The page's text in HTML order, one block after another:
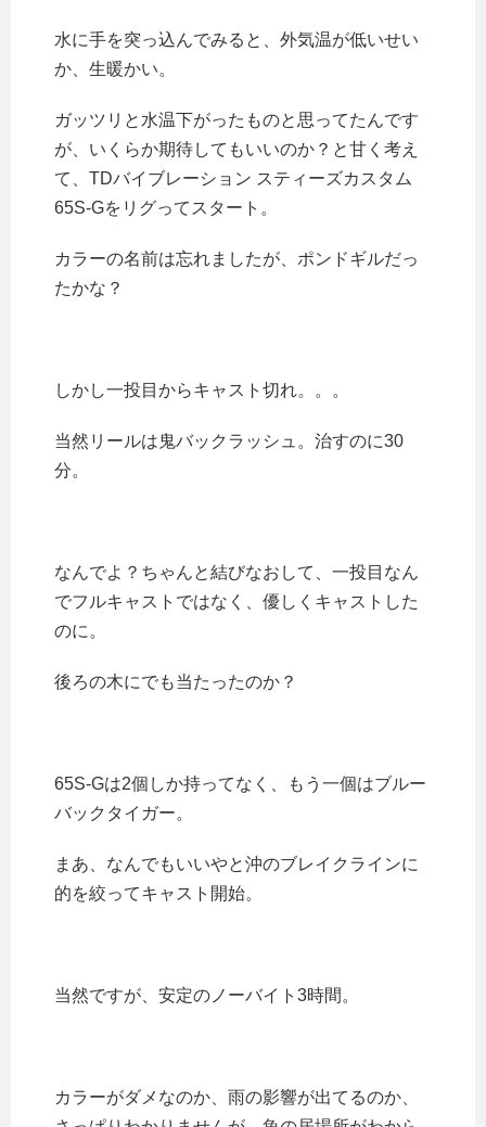
水に手を突っ込んでみると、外気温が低いせい
か、生暖かい。
ガッツリと水温下がったものと思ってたんです
が、いくらか期待してもいいのか？と甘く考え
て、TDバイブレーション スティーズカスタム
65S-Gをリグってスタート。
カラーの名前は忘れましたが、ポンドギルだっ
たかな？
しかし一投目からキャスト切れ。。。
当然リールは鬼バックラッシュ。治すのに30
分。
なんでよ？ちゃんと結びなおして、一投目なん
でフルキャストではなく、優しくキャストした
のに。
後ろの木にでも当たったのか？
65S-Gは2個しか持ってなく、もう一個はブルー
バックタイガー。
まあ、なんでもいいやと沖のブレイクラインに
的を絞ってキャスト開始。
当然ですが、安定のノーバイト3時間。
カラーがダメなのか、雨の影響が出てるのか、